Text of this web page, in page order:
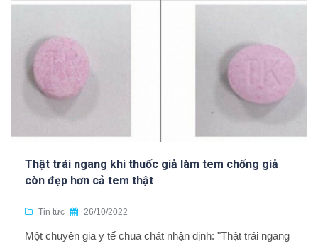
Thật trái ngang khi thuốc giả làm tem chống giả
còn đẹp hơn cả tem thật
Tin tức 26/10/2022
Một chuyên gia y tế chua chát nhận định: "Thật trái ngang